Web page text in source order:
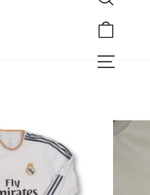
Rechercher
Navigation